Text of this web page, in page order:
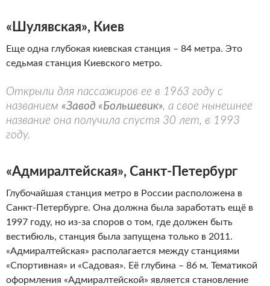
«Шулявская», Киев
Еще одна глубокая киевская станция – 84 метра. Это
седьмая станция Киевского метро.
Открыли для пассажиров ее в 1963 году с
названием «Завод «Большевик», а свое нынешнее
название она получила спустя 30 лет, в 1993
году.
«Адмиралтейская», Санкт-Петербург
Глубочайшая станция метро в России расположена в
Санкт-Петербурге. Она должна была заработать ещё в
1997 году, но из-за споров о том, где должен быть
вестибюль, станция была запущена только в 2011.
«Адмиралтейская» располагается между станциями
«Спортивная» и «Садовая». Её глубина – 86 м. Тематикой
оформления «Адмиралтейской» является становление